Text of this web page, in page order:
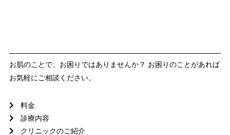
お肌のことで、お困りではありませんか？ お困りのことがあれば
お気軽にご相談ください。
料金
診療内容
クリニックのご紹介